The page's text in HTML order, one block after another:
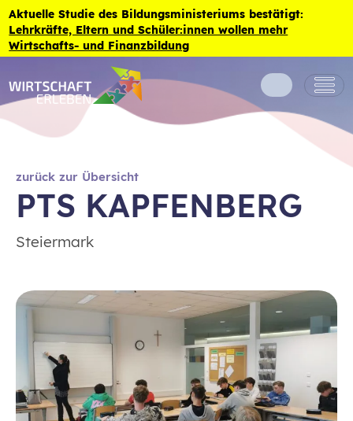
Zum Inhalt der Seite springen
Aktuelle Studie des Bildungsministeriums bestätigt:
Lehrkräfte, Eltern und Schüler:innen wollen mehr
Wirtschafts- und Finanzbildung
zurück zur Übersicht
PTS KAPFENBERG
Steiermark